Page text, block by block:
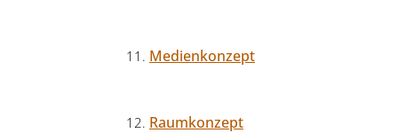
Medienkonzept
Raumkonzept